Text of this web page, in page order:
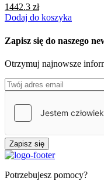
1442.3 zł
Dodaj do koszyka
Zapisz się do naszego
Otrzymuj najnowsze
Zapisz się
Potrzebujesz pomocy?